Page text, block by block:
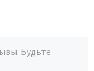
Будьте